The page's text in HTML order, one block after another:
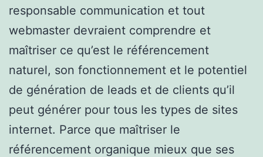
responsable communication et tout
webmaster devraient comprendre et
maîtriser ce qu’est le référencement
naturel, son fonctionnement et le potentiel
de génération de leads et de clients qu’il
peut générer pour tous les types de sites
internet. Parce que maîtriser le
référencement organique mieux que ses